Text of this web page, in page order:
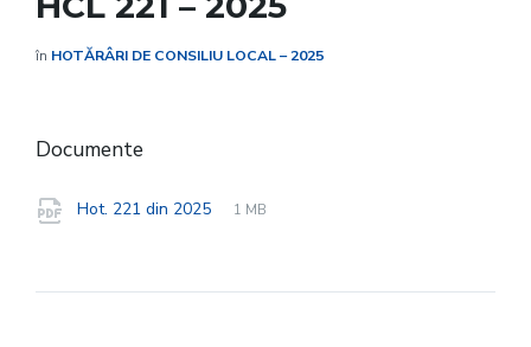
în HOTĂRÂRI DE CONSILIU LOCAL – 2025
Documente
Hot. 221 din 2025
File
pdf
File
1 MB